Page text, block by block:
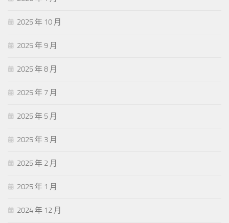
2025 年 10 月
2025 年 9 月
2025 年 8 月
2025 年 7 月
2025 年 5 月
2025 年 3 月
2025 年 2 月
2025 年 1 月
2024 年 12 月